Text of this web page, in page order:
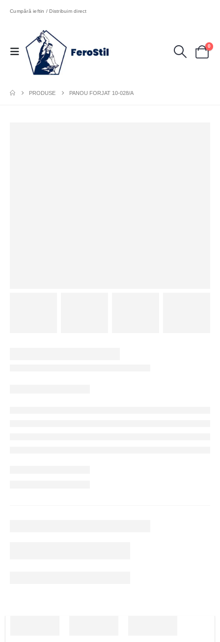
Cumpără ieftin / Distribuim direct
0
PRODUSE PANOU FORJAT 10-028/A